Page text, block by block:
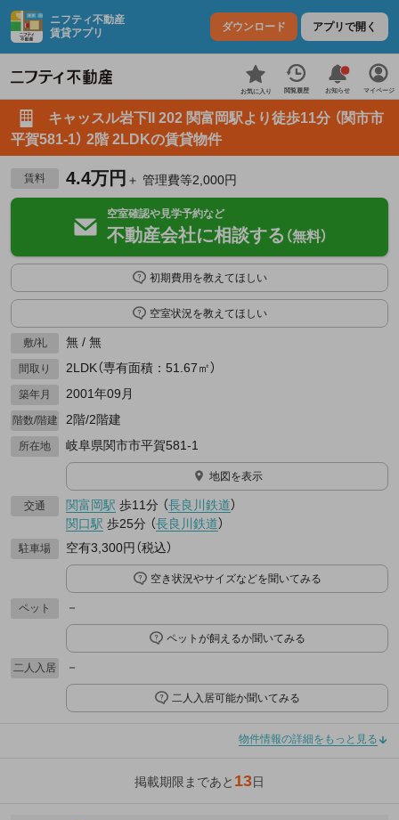
ニフティ不動産
賃貸アプリ
ダウンロード アプリで開く
お気に入り 閲覧履歴 お知らせ マイページ
キャッスル岩下II 202 関富岡駅より徒歩11分 （関市市
平賀581-1） 2階 2LDKの賃貸物件
賃料 4.4万円 ＋ 管理費等2,000円
空室確認や見学予約など
不動産会社に相談する （無料）
初期費用を教えてほしい
空室状況を教えてほしい
敷/礼 無 / 無
間取り 2LDK（専有面積：51.67㎡）
築年月 2001年09月
階数/階建 2階/2階建
所在地 岐阜県関市市平賀581-1
地図を表示
交通 関富岡駅 歩11分 （長良川鉄道）
関口駅 歩25分 （長良川鉄道）
駐車場 空有3,300円（税込）
空き状況やサイズなどを聞いてみる
ペット －
ペットが飼えるか聞いてみる
二人入居 －
二人入居可能か聞いてみる
物件情報の詳細をもっと見る
掲載期限まであと 13日